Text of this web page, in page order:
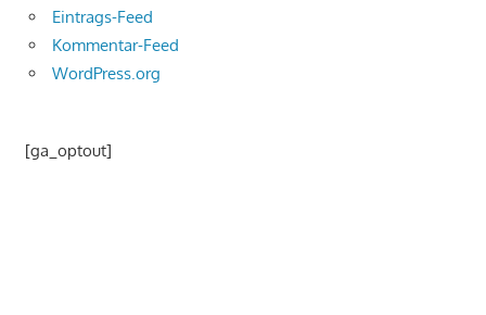
Eintrags-Feed
Kommentar-Feed
WordPress.org
[ga_optout]